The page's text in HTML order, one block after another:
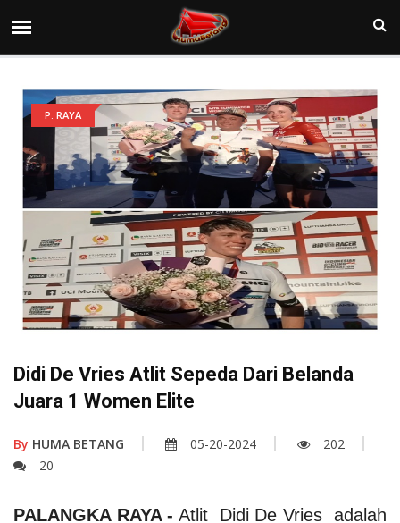
P. RAYA
Didi De Vries Atlit Sepeda Dari Belanda
Juara 1 Women Elite
By HUMA BETANG 05-20-2024
202
20
PALANGKA RAYA - Atlit Didi De Vries adalah